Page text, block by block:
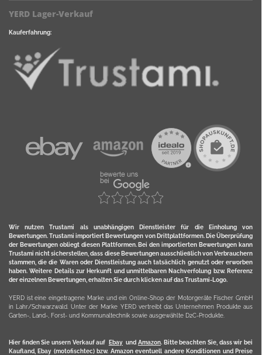
YERD Lager-Verkauf
Kauferfahrung:
Wir nutzen Trustami als unabhängigen Dienstleister für die Einholung von
Bewertungen. Trustami importiert Bewertungen von Drittplattformen. Die Überprüfung
der Bewertungen obliegt diesen Plattformen. Bei den importierten Bewertungen kann
Trustami nicht sicherstellen, dass diese Bewertungen ausschließlich von Verbrauchern
stammen, die die Waren oder Dienstleistung auch tatsächlich genutzt oder erworben
haben. Weitere Details zur Herkunft und unmittelbaren Nachverfolung bzw. Referenz
der einzelnen Bewertungen, erhalten Sie durch klicken auf das Trustami-Logo.
YERD ist eine eingetragene Marke und ein Online-Shop der Motorgeräte Fischer GmbH
in Lahr/Schwarzwald. Unter der Marke YERD vertreibt das Unternehmen Produkte aus
Garten-, Land-, Forst- und Kommunaltechnik sowie ausgewählte D2C-Produkte.
Hier finden Sie unsern Verkauf auf Ebayund Amazon. Bitte beachten Sie, dass wir bei
Kaufland, Ebay (motofischtec) bzw. Amazon eventuell andere Konditionen und Preise